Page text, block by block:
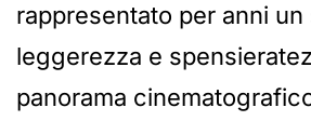
rappresentato per anni un
leggerezza e
panorama